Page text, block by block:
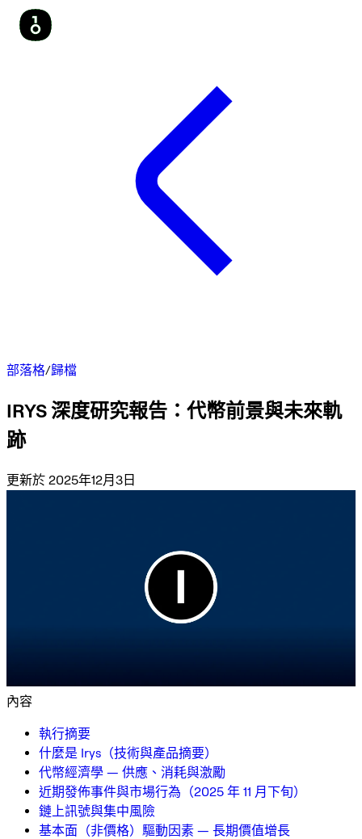
部落格/歸檔
IRYS 深度研究報告：代幣前景與未來軌
跡
更新於 2025年12月3日
內容
執行摘要
什麼是 Irys（技術與產品摘要）
代幣經濟學 — 供應、消耗與激勵
近期發佈事件與市場行為（2025 年 11 月下旬）
鏈上訊號與集中風險
基本面（非價格）驅動因素 — 長期價值增長